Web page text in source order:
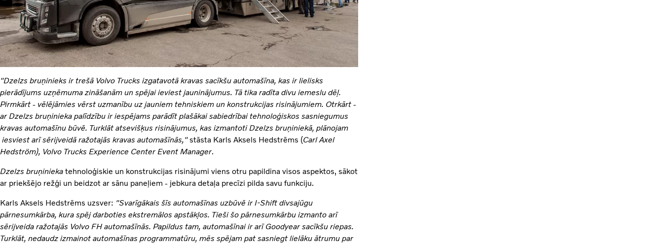
"Dzelzs bruņinieks ir trešā Volvo Trucks izgatavotā kravas sacīkšu automašīna, kas ir lielisks
pierādījums uzņēmuma zināšanām un spējai ieviest jauninājumus. Tā tika radīta divu iemeslu dēļ.
Pirmkārt - vēlējāmies vērst uzmanību uz jauniem tehniskiem un konstrukcijas risinājumiem. Otrkārt -
ar Dzelzs bruņinieka palīdzību ir iespējams parādīt plašākai sabiedrībai tehnoloģiskos sasniegumus
kravas automašīnu būvē. Turklāt atsevišķus risinājumus, kas izmantoti Dzelzs bruņiniekā, plānojam
iesviest arī sērijveidā ražotajās kravas automašīnās," stāsta Karls Aksels Hedstrēms (Carl Axel
Hedström), Volvo Trucks Experience Center Event Manager.
Dzelzs bruņinieka tehnoloģiskie un konstrukcijas risinājumi viens otru papildina visos aspektos, sākot
ar priekšējo režģi un beidzot ar sānu paneļiem - jebkura detaļa precīzi pilda savu funkciju.
Karls Aksels Hedstrēms uzsver: "Svarīgākais šīs automašīnas uzbūvē ir I-Shift divsajūgu
pārnesumkārba, kura spēj darboties ekstremālos apstākļos. Tieši šo pārnesumkārbu izmanto arī
sērijveida ražotajās Volvo FH automašīnās. Papildus tam, automašīnai ir arī Goodyear sacīkšu riepas.
Turklāt, nedaudz izmainot automašīnas programmatūru, mēs spējam pat sasniegt lielāku ātrumu par